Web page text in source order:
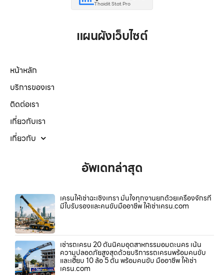
Thaidit Stat Pro
แผนผังเว็บไซต์
หน้าหลัก
บริการของเรา
ติดต่อเรา
เกี่ยวกับเรา
เกี่ยวกับ
อัพเดทล่าสุด
เครนให้เช่าฉะเชิงเทรา มั่นใจทุกงานยกด้วยเครื่องจักรที่
มีใบรับรองและคนขับมืออาชีพ ให้เช่าเครน.com
เช่ารถเครน 20 ตันนิคมอุตสาหกรรมอมตะนคร เน้น
ความปลอดภัยสูงสุดด้วยบริการรถเครนพร้อมคนขับ
และเฮี๊ยบ 10 ล้อ 5 ตัน พร้อมคนขับ มืออาชีพ ให้เช่า
เครน.com